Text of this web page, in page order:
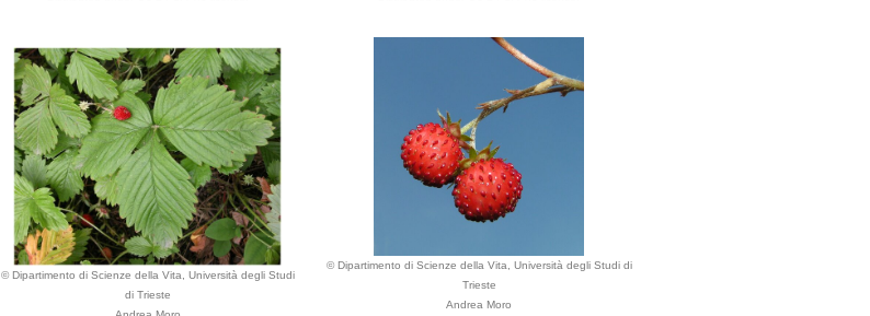
© Dipartimento di Scienze della Vita, Università degli Studi
di Trieste
© Dipartimento di Scienze della Vita, Università degli Studi di
Trieste
Andrea Moro